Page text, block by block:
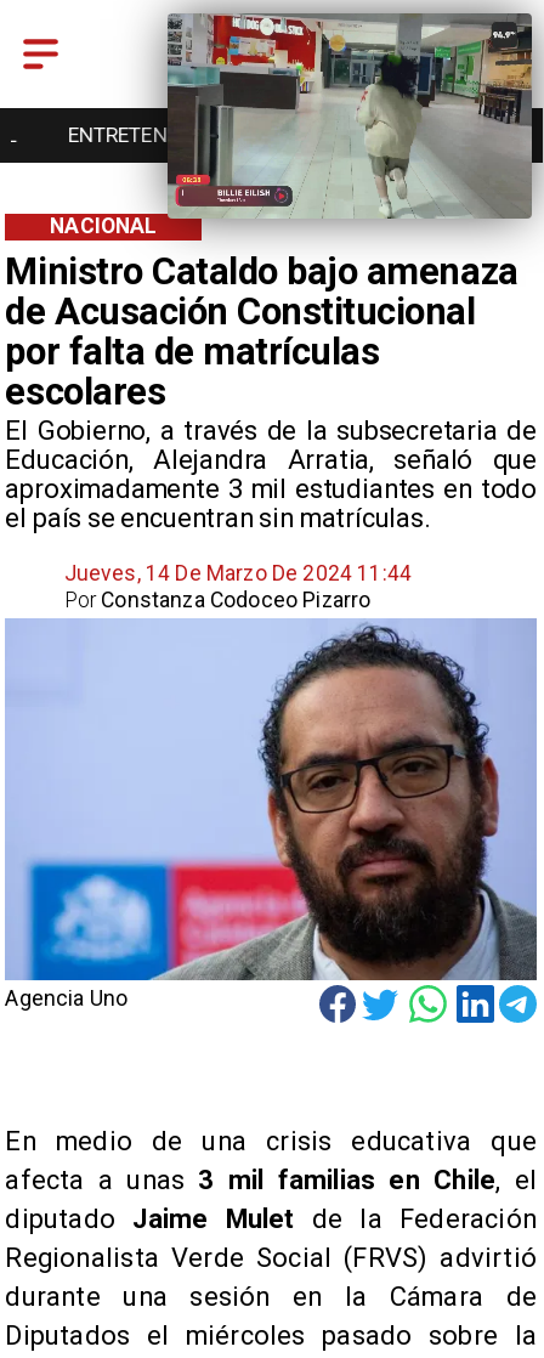
ENTRETENCIÓN DEPORTES CULTURA
Ministro Cataldo bajo amenaza
de Acusación Constitucional
por falta de matrículas
escolares
​El Gobierno, a través de la subsecretaria de
Educación, Alejandra Arratia, señaló que
aproximadamente 3 mil estudiantes en todo
el país se encuentran sin matrículas.
NACIONAL
Jueves, 14 De Marzo De 2024 11:44
Constanza Codoceo Pizarro
Por
Agencia Uno
​En medio de una crisis educativa que
afecta a unas 3 mil familias en Chile, el
diputado Jaime Mulet de la Federación
Regionalista Verde Social (FRVS) advirtió
durante una sesión en la Cámara de
Diputados el miércoles pasado sobre la